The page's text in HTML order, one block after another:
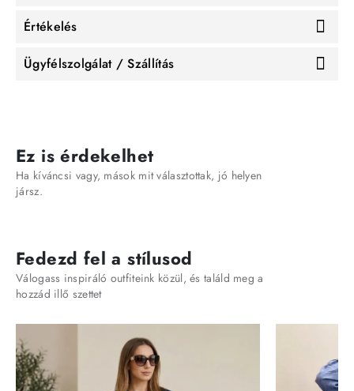
Értékelés
Ügyfélszolgálat / Szállítás
Ez is érdekelhet
Ha kíváncsi vagy, mások mit választottak, jó helyen
jársz.
Fedezd fel a stílusod
Válogass inspiráló outfiteink közül, és találd meg a
hozzád illő szettet